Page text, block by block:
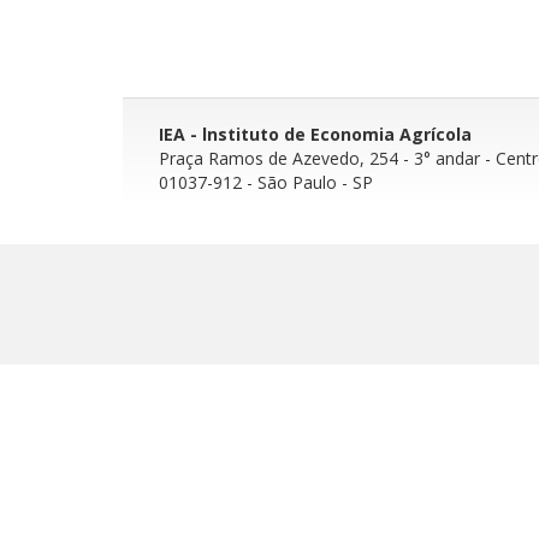
IEA - lnstituto de Economia Agrícola
Praça Ramos de Azevedo, 254 - 3° andar -
01037-912 - São Paulo - SP